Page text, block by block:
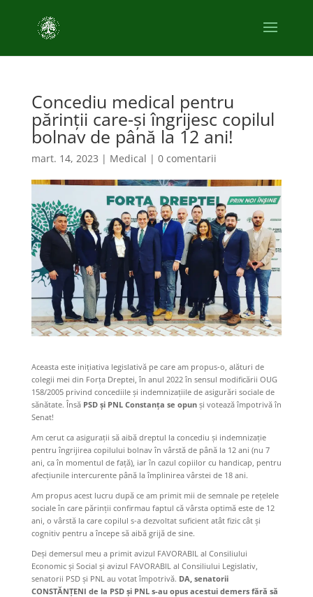
Concediu medical pentru
părinții care-și îngrijesc copilul
bolnav de până la 12 ani!
mart. 14, 2023 | Medical | 0 comentarii
Aceasta este inițiativa legislativă pe care am propus-o, alături de
colegii mei din Forța Dreptei, în anul 2022 în sensul modificării OUG
158/2005 privind concediile și indemnizațiile de asigurări sociale de
sănătate. Însă PSD și PNL Constanța se opunși votează împotrivă în
Senat!
Am cerut ca asigurații să aibă dreptul la concediu și indemnizație
pentru îngrijirea copilului bolnav în vârstă de până la 12 ani (nu 7
ani, ca în momentul de față), iar în cazul copiilor cu handicap, pentru
afecțiunile intercurente până la împlinirea vârstei de 18 ani.
Am propus acest lucru după ce am primit mii de semnale pe rețelele
sociale în care părinții confirmau faptul că vârsta optimă este de 12
ani, o vârstă la care copilul s-a dezvoltat suficient atât fizic cât și
cognitiv pentru a începe să aibă grijă de sine.
Deși demersul meu a primit avizul FAVORABIL al Consiliului
Economic și Social și avizul FAVORABIL al Consiliului Legislativ,
senatorii PSD și PNL au votat împotrivă. DA, senatorii
CONSTĂNȚENI de la PSD și PNL s-au opus acestui demers fără să